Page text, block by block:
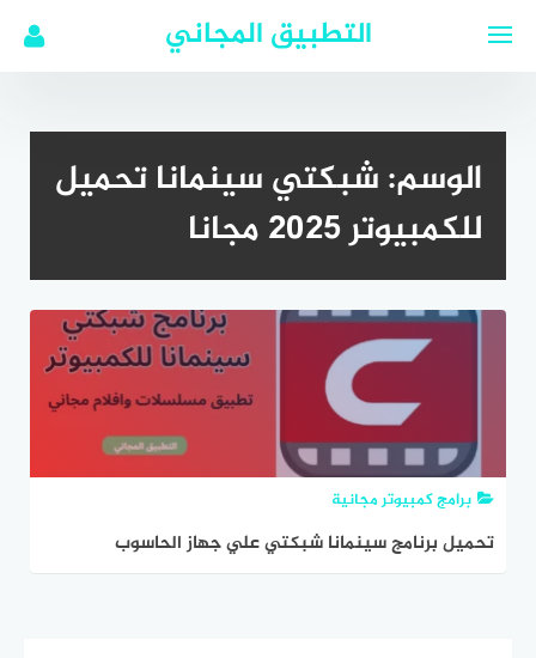
التطبيق المجاني
الوسم:شبكتي سينمانا تحميل
للكمبيوتر 2025 مجانا
برامج كمبيوتر مجانية
تحميل برنامج سينمانا شبكتي علي جهاز الحاسوب